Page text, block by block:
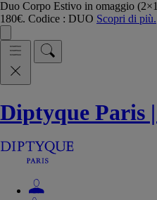
Duo Corpo Estivo in omaggio
180€. Codice : DUO Scopri di più.
Diptyque Paris